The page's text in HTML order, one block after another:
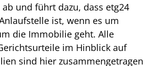
und führt dazu, dass etg24
ist, wenn es um
die Immobilie geht. Alle
im Hinblick auf
sind hier zusammengetragen